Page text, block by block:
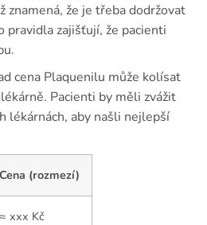
znamená, že je třeba dodržovat
pravidla zajišťují, že pacienti
cena Plaquenilu může kolísat
Pacienti by měli zvážit
lékárnách, aby našli nejlepší
Cena (rozmezí)
≈ xxx Kč